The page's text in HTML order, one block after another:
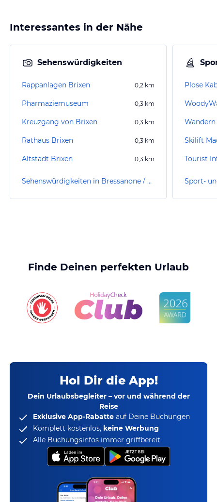
Interessantes in der Nähe
Sehenswürdigkeiten
Rappanlagen Brixen 0,2 km
Pharmaziemuseum 0,3 km
Kreuzgang von Brixen 0,3 km
Rathaus Brixen 0,3 km
Altstadt Brixen 0,3 km
Sehenswürdigkeiten in Bressanone / Brixen
Plose
Skilift
Tourist
Finde Deinen perfekten Urlaub
Hol Dir die App!
Dein Urlaubsbegleiter – vor und während der
Reise
Exklusive App-Rabatte auf Deine Buchungen
Komplett kostenlos, keine Werbung
Alle Buchungsinfos immer griffbereit